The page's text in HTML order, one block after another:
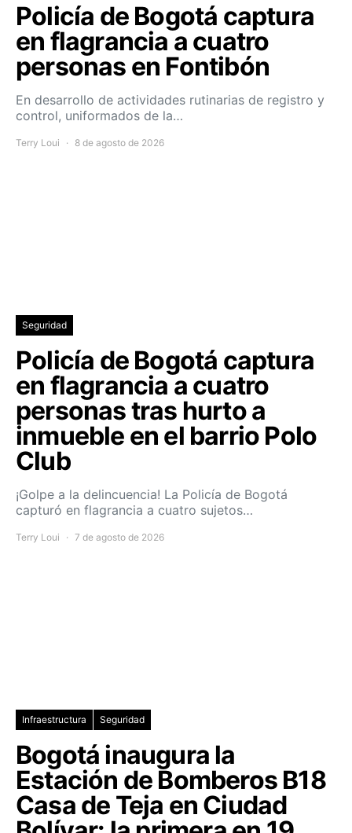
Policía de Bogotá captura
en flagrancia a cuatro
personas en Fontibón
En desarrollo de actividades rutinarias de registro y
control, uniformados de la…
Terry Loui 8 de agosto de 2026
Seguridad
Policía de Bogotá captura
en flagrancia a cuatro
personas tras hurto a
inmueble en el barrio Polo
Club
¡Golpe a la delincuencia! La Policía de Bogotá
capturó en flagrancia a cuatro sujetos…
Terry Loui 7 de agosto de 2026
Infraestructura Seguridad
Bogotá inaugura la
Estación de Bomberos B18
Casa de Teja en Ciudad